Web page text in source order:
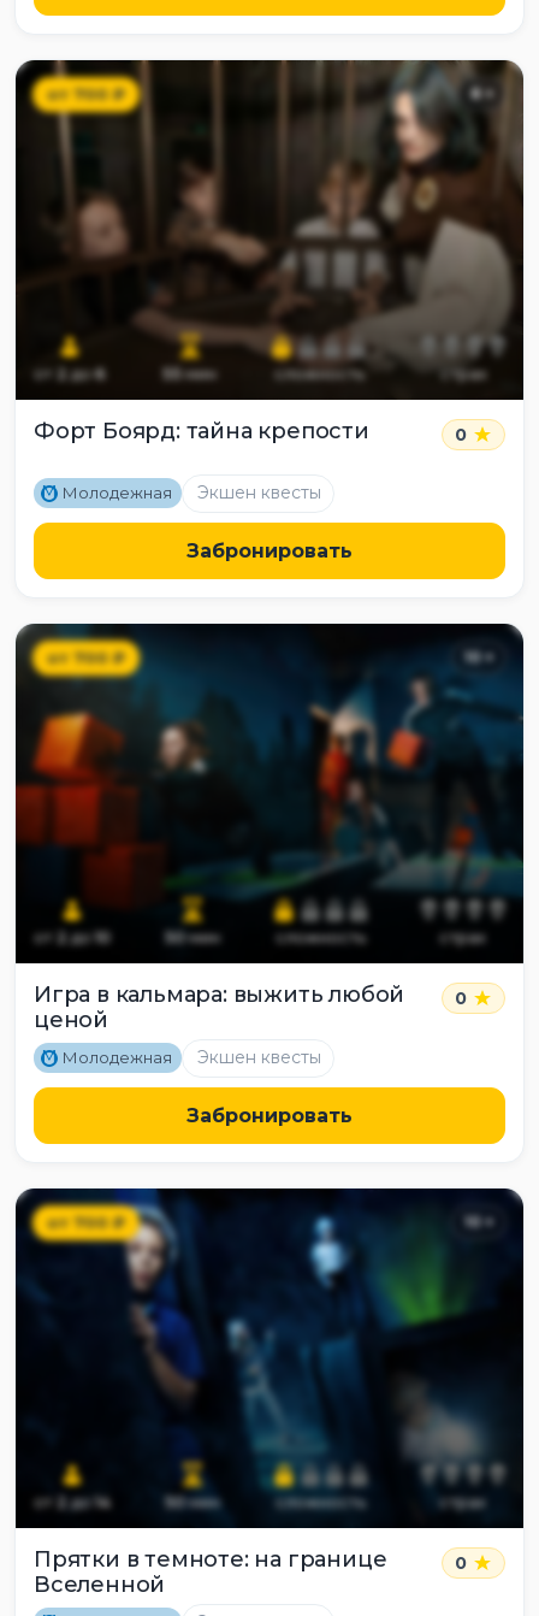
от 700₽ 8+
от 2до6 55мин сложность страх
Форт Боярд: тайна крепости 0
M Молодежная Экшен квесты
Забронировать
от 700₽ 10 +
от 2до10 50мин сложность страх
Игра в кальмара: выжить любой
ценой
0
M Молодежная Экшен квесты
Забронировать
от 700₽ 10 +
от 2до14 50мин сложность страх
Прятки в темноте: на границе
Вселенной
0